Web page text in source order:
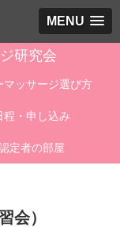
MENU
研究会
マッサージ選び方
程・申し込み
定者の部屋
会）